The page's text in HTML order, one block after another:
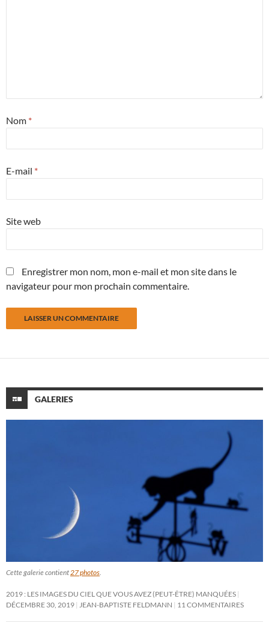
Nom *
E-mail *
Site web
Enregistrer mon nom, mon e-mail et mon site dans le
navigateur pour mon prochain commentaire.
GALERIES
Cette galerie contient27 photos.
2019 : LES IMAGES DU CIEL QUE VOUS AVEZ (PEUT-ÊTRE) MANQUÉES
DÉCEMBRE 30, 2019 JEAN-BAPTISTE FELDMANN 11 COMMENTAIRES